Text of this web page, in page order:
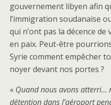
gouvernement libyen afin
l’immigration soudanaise
qui n’ont pas la décence
en paix. Peut-être
Syrie comment empêcher
noyer devant nos portes ?
« Quand nous avons atterri…
détention dans l’aéroport